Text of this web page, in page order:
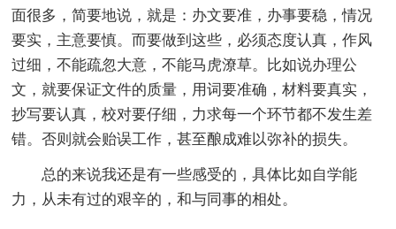
面很多，简要地说，就是：办文要准，办事要稳，情况
要实，主意要慎。而要做到这些，必须态度认真，作风
过细，不能疏忽大意，不能马虎潦草。比如说办理公
文，就要保证文件的质量，用词要准确，材料要真实，
抄写要认真，校对要仔细，力求每一个环节都不发生差
错。否则就会贻误工作，甚至酿成难以弥补的损失。
总的来说我还是有一些感受的，具体比如自学能
力，从未有过的艰辛的，和与同事的相处。